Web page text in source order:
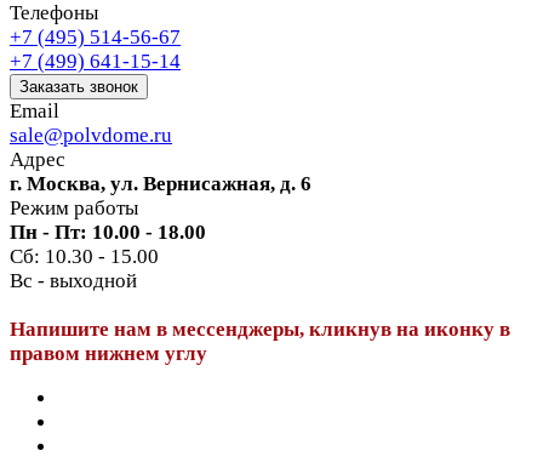
Телефоны
+7 (495) 514-56-67
+7 (499) 641-15-14
Заказать звонок
Email
sale@polvdome.ru
Адрес
г. Москва, ул. Вернисажная, д. 6
Режим работы
Пн - Пт: 10.00 - 18.00
Сб: 10.30 - 15.00
Вс - выходной
Напишите нам в мессенджеры, кликнув на иконку в
правом нижнем углу